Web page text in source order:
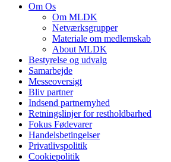
Om Os
Om MLDK
Netværksgrupper
Materiale om medlemskab
About MLDK
Bestyrelse og udvalg
Samarbejde
Messeoversigt
Bliv partner
Indsend partnernyhed
Retningslinjer for restholdbarhed
Fokus Fødevarer
Handelsbetingelser
Privatlivspolitik
Cookiepolitik